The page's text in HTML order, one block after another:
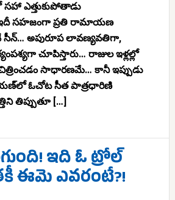
ఎత్తుకుపోతాడు
సహజంగా ప్రతి రామాయణ
సీన్… అపురూప లావణ్యవతిగా,
చూపిస్తారు… రాజుల ఇళ్లల్లో
సాధారణమే… కానీ ఇప్పుడు
ఓచోట సీత పాత్రధారిణి
తిప్పుతూ […]
ఇది ఓ ట్రోల్
ఈమె ఎవరంటే?!